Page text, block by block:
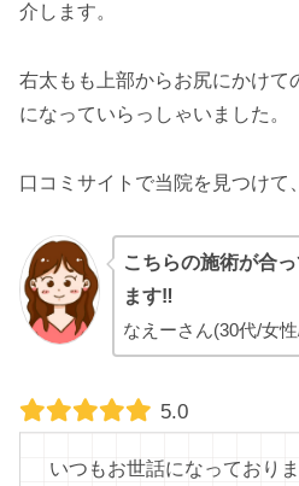
介します。
右太もも上部からお尻にかけて
になっていらっしゃいました。
口コミサイトで当院を見つけて
こちらの施術が合
ます‼︎
なえーさん(30代/女
5.0
いつもお世話になっており